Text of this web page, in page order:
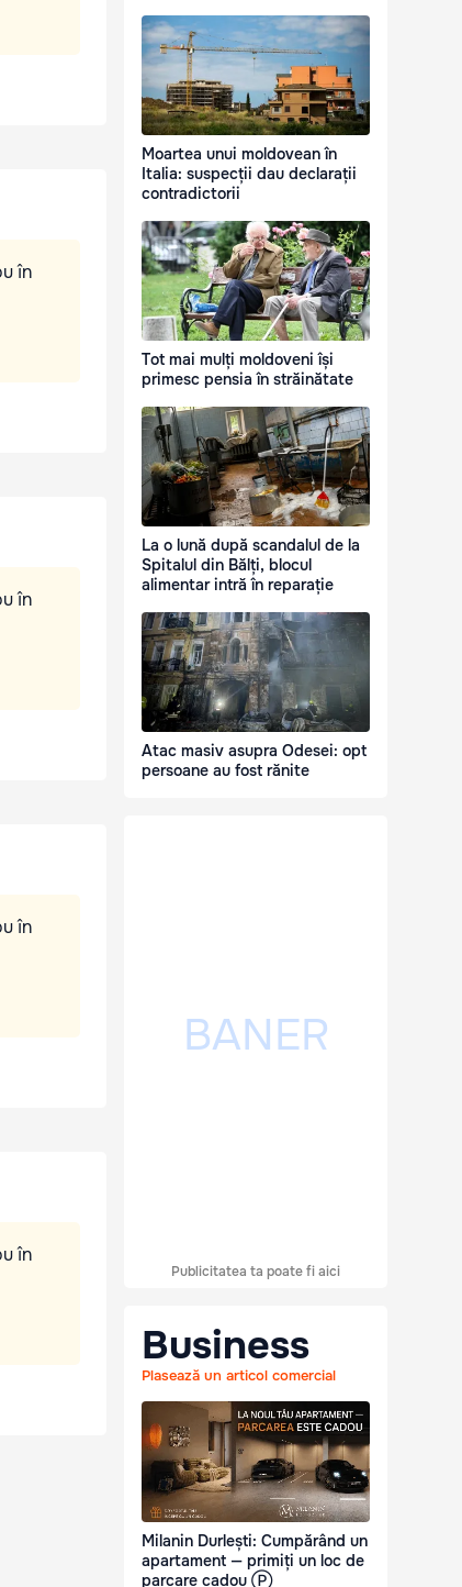
în
în
în
în
Moartea unui moldovean în
Italia: suspecții dau declarații
contradictorii
Tot mai mulți moldoveni își
primesc pensia în străinătate
La o lună după scandalul de la
Spitalul din Bălți, blocul
alimentar intră în reparație
Atac masiv asupra Odesei: opt
persoane au fost rănite
Publicitatea ta poate fi aici
Business
Plasează un articol comercial
Milanin Durlești: Cumpărând un
apartament — primiți un loc de
parcare cadou Ⓟ